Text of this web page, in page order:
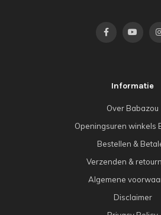
Informatie
Over Babazou
Openingsuren winkels
Bestellen &
Verzenden &
Algemene
Disclaimer